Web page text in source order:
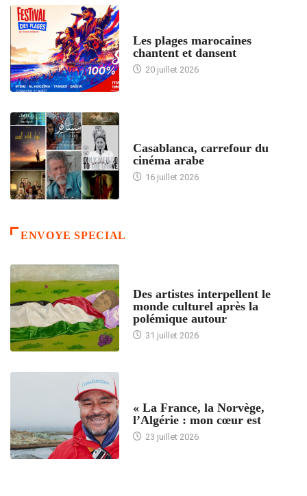
Les plages marocaines
chantent et dansent
20 juillet 2026
Casablanca, carrefour du
cinéma arabe
16 juillet 2026
ENVOYE SPECIAL
Des artistes interpellent le
monde culturel après la
polémique autour
31 juillet 2026
« La France, la Norvège,
l’Algérie : mon cœur est
23 juillet 2026